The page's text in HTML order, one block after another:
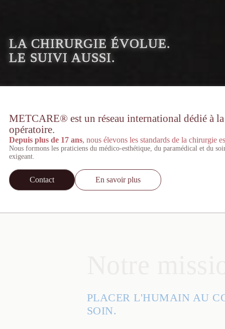
LA CHIRURGIE ÉVOLUE.
LE SUIVI AUSSI.
METCARE® est un réseau international dédié à
opératoire.
Depuis plus de 17 ans, nous élevons les standards de la chirurgie
Nous formons les praticiens du médico-esthétique, du paramédical et du
exigeant.
Contact En savoir plus
PLACER L'HUMAIN AU
SOIN.